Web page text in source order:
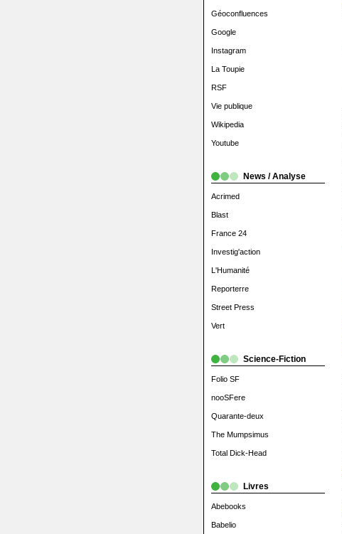
Géoconfluences
Google
Instagram
La Toupie
RSF
Vie publique
Wikipedia
Youtube
News / Analyse
Acrimed
Blast
France 24
Investig'action
L'Humanité
Reporterre
Street Press
Vert
Science-Fiction
Folio SF
nooSFere
Quarante-deux
The Mumpsimus
Total Dick-Head
Livres
Abebooks
Babelio